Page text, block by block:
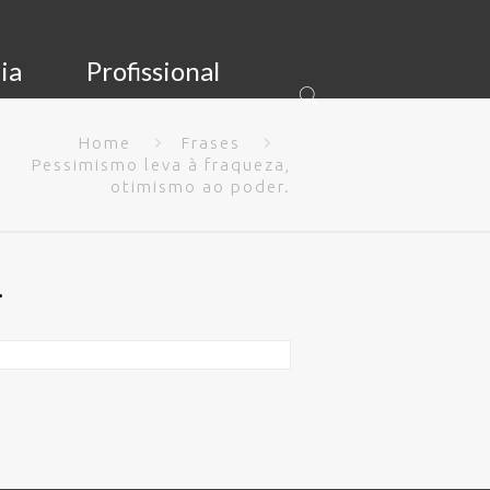
Profissional
Home
Frases
Pessimismo leva à fraqueza,
otimismo ao poder.